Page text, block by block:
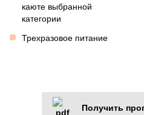
каюте выбранной
категории
Трехразовое питание
Получить